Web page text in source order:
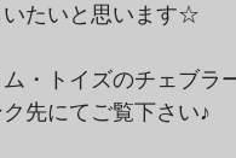
いたいと思います☆
ム・トイズのチェブラ
先にてご覧下さい♪